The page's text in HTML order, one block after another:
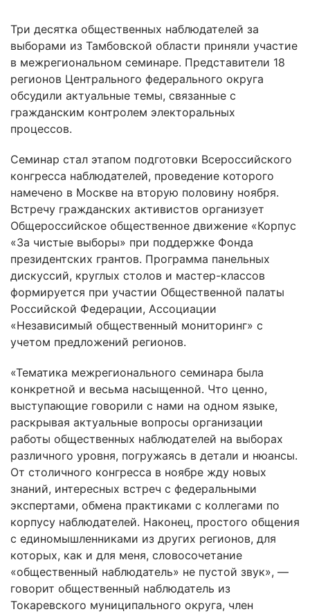
Три десятка общественных наблюдателей за
выборами из Тамбовской области приняли участие
в межрегиональном семинаре. Представители 18
регионов Центрального федерального округа
обсудили актуальные темы, связанные с
гражданским контролем электоральных
процессов.
Семинар стал этапом подготовки Всероссийского
конгресса наблюдателей, проведение которого
намечено в Москве на вторую половину ноября.
Встречу гражданских активистов организует
Общероссийское общественное движение «Корпус
«За чистые выборы» при поддержке Фонда
президентских грантов. Программа панельных
дискуссий, круглых столов и мастер-классов
формируется при участии Общественной палаты
Российской Федерации, Ассоциации
«Независимый общественный мониторинг» с
учетом предложений регионов.
«Тематика межрегионального семинара была
конкретной и весьма насыщенной. Что ценно,
выступающие говорили с нами на одном языке,
раскрывая актуальные вопросы организации
работы общественных наблюдателей на выборах
различного уровня, погружаясь в детали и нюансы.
От столичного конгресса в ноябре жду новых
знаний, интересных встреч с федеральными
экспертами, обмена практиками с коллегами по
корпусу наблюдателей. Наконец, простого общения
с единомышленниками из других регионов, для
которых, как и для меня, словосочетание
«общественный наблюдатель» не пустой звук», —
говорит общественный наблюдатель из
Токаревского муниципального округа, член